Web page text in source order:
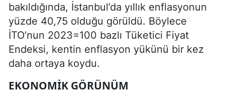
bakıldığında, İstanbul’da yıllık enflasyonun
yüzde 40,75 olduğu görüldü. Böylece
İTO’nun 2023=100 bazlı Tüketici Fiyat
Endeksi, kentin enflasyon yükünü bir kez
daha ortaya koydu.
EKONOMIK GÖRÜNÜM